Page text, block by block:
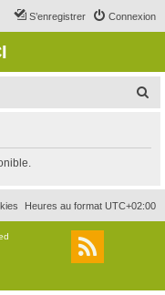
Connexion
S’enregistrer
r
c
r
Heures au format UTC+02:00